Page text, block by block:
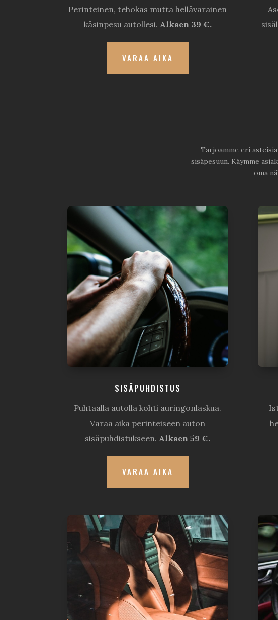
Perinteinen, tehokas mutta hellävarainen
käsinpesu autollesi. Alkaen 39 €.
VARAA AIKA
Tarjoamme eri
sisäpesuun. Käymme
oma
SISÄPUHDISTUS
Puhtaalla autolla kohti auringonlaskua.
Varaa aika perinteiseen auton
sisäpuhdistukseen. Alkaen 59 €.
VARAA AIKA